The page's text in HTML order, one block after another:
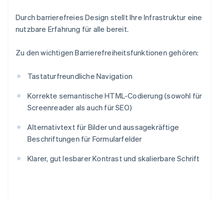
Durch barrierefreies Design stellt Ihre Infrastruktur eine
nutzbare Erfahrung für alle bereit.
Zu den wichtigen Barrierefreiheitsfunktionen gehören:
Tastaturfreundliche Navigation
Korrekte semantische HTML-Codierung (sowohl für
Screenreader als auch für SEO)
Alternativtext für Bilder und aussagekräftige
Beschriftungen für Formularfelder
Klarer, gut lesbarer Kontrast und skalierbare Schrift